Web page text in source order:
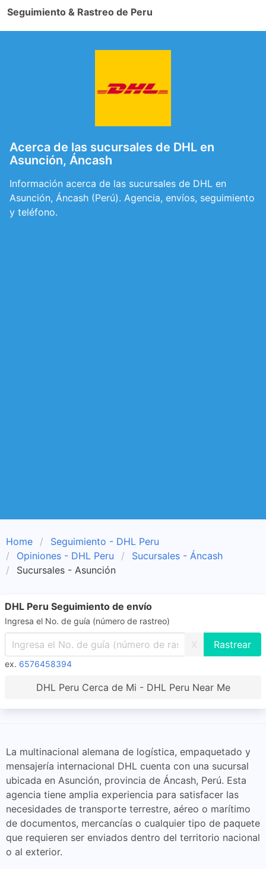
Seguimiento & Rastreo de Peru
Acerca de las sucursales de DHL en
Asunción, Áncash
Información acerca de las sucursales de DHL en
Asunción, Áncash (Perú). Agencia, envíos, seguimiento
y teléfono.
Home
Seguimiento - DHL Peru
Opiniones - DHL Peru
Sucursales - Áncash
Sucursales - Asunción
DHL Peru Seguimiento de envío
Ingresa el No. de guía (número de rastreo)
X
ex. 6576458394
DHL Peru Cerca de Mi - DHL Peru Near Me
La multinacional alemana de logística, empaquetado y
mensajería internacional DHL cuenta con una sucursal
ubicada en Asunción, provincia de Áncash, Perú. Esta
agencia tiene amplia experiencia para satisfacer las
necesidades de transporte terrestre, aéreo o marítimo
de documentos, mercancías o cualquier tipo de paquete
que requieren ser enviados dentro del territorio nacional
o al exterior.